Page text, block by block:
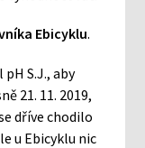
Ebicyklu.
S.J., aby
21. 11. 2019,
dříve chodilo
u Ebicyklu nic